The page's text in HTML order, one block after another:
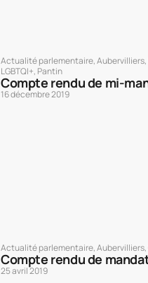
Actualité parlementaire,Aubervilliers,
LGBTQI+, Pantin
Compte rendu de mi-
16 décembre 2019
Actualité parlementaire,Aubervilliers,
Compte rendu de
25 avril 2019